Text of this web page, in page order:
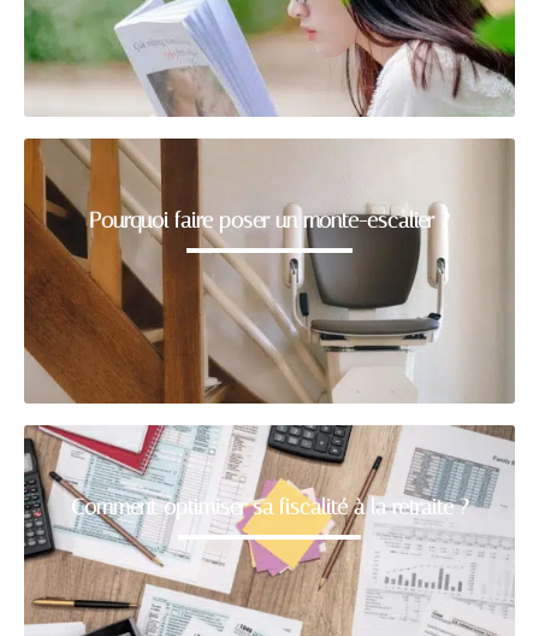
Pourquoi faire poser un monte-escalier ?
Comment optimiser sa fiscalité à la retraite ?